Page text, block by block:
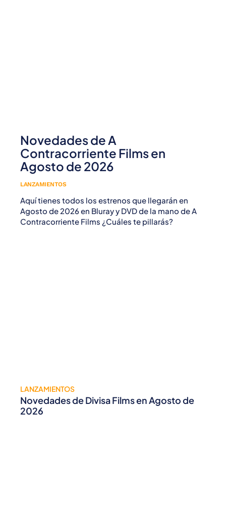
Novedades de A
Contracorriente Films en
Agosto de 2026
LANZAMIENTOS
Aquí tienes todos los estrenos que llegarán en
Agosto de 2026 en Bluray y DVD de la mano de A
Contracorriente Films ¿Cuáles te pillarás?
LANZAMIENTOS
Novedades de Divisa Films en Agosto de
2026